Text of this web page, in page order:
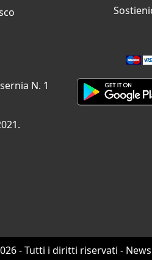
N. 1
- Tutti i diritti riservati -